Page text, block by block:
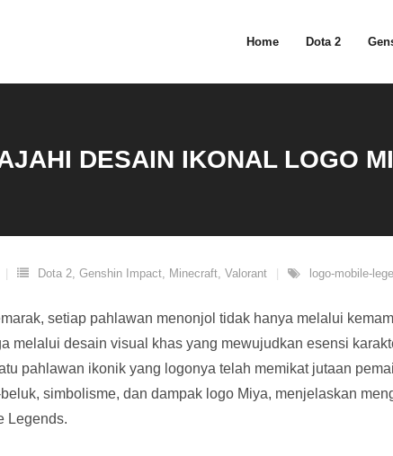
Home Dota 2
DESAIN IKONAL LOGO
Dota 2, Genshin Impact, Minecraft, Valorant logo-mobile-
setiap pahlawan menonjol tidak hanya melalui
melalui desain visual khas yang mewujudkan esensi
pahlawan ikonik yang logonya telah memikat jutaan
simbolisme, dan dampak logo Miya, menjelaskan
Legends.